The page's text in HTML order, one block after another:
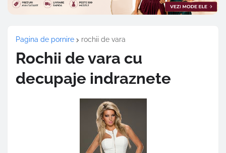
Pagina de pornire rochii de vara
Rochii de vara cu
decupaje indraznete